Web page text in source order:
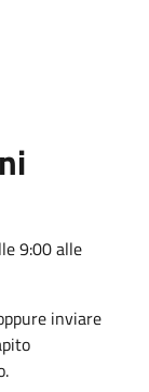
9:00 alle
inviare